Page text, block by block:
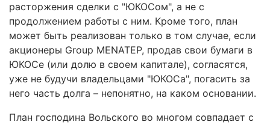
расторжения сделки с "ЮКОСом", а не с
продолжением работы с ним. Кроме того, план
может быть реализован только в том случае, если
акционеры Group MENATEP, продав свои бумаги в
ЮКОСе (или долю в своем капитале), согласятся,
уже не будучи владельцами "ЮКОСа", погасить за
него часть долга – непонятно, на каком основании.
План господина Вольского во многом совпадает с